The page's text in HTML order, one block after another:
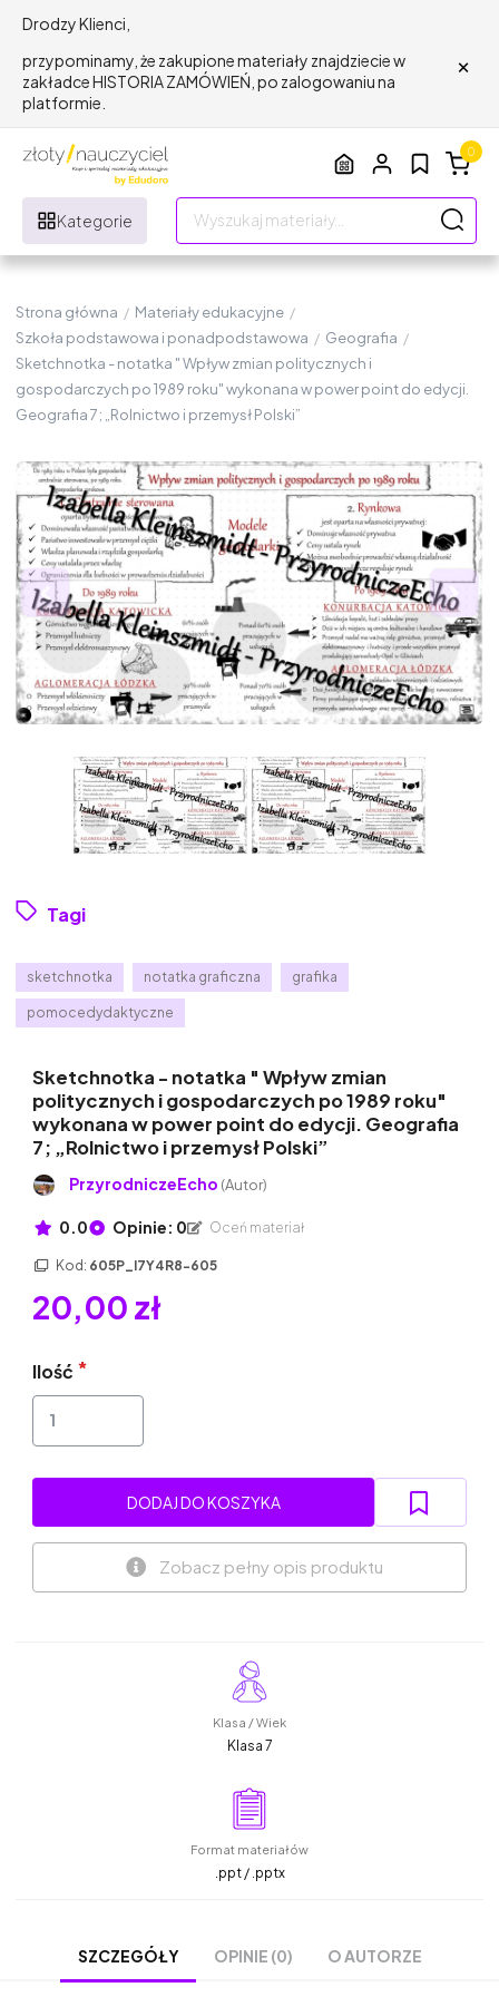
Drodzy Klienci,
przypominamy, że zakupione materiały znajdziecie w
zakładce HISTORIA ZAMÓWIEŃ, po zalogowaniu na
platformie.
×
Kategorie
0
Strona główna / Materiały edukacyjne /
Szkoła podstawowa i ponadpodstawowa / Geografia /
Sketchnotka - notatka " Wpływ zmian politycznych i
gospodarczych po 1989 roku" wykonana w power point do edycji.
Geografia 7; „Rolnictwo i przemysł Polski”
Tagi
sketchnotka notatka graficzna grafika
pomocedydaktyczne
Sketchnotka - notatka " Wpływ zmian
politycznych i gospodarczych po 1989 roku"
wykonana w power point do edycji. Geografia
7; „Rolnictwo i przemysł Polski”
PrzyrodniczeEcho (Autor)
0.0 Opinie: 0 Oceń materiał
Kod: 605P_I7Y4R8-605
20,00 zł
Ilość
DODAJ DO KOSZYKA
Zobacz pełny opis produktu
Klasa / Wiek
Klasa 7
Format materiałów
.ppt / .pptx
SZCZEGÓŁY OPINIE (0) O AUTORZE